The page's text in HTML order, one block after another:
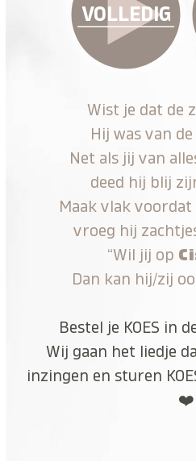
VOLLEDIG
Wist je dat de
Hij was van
Net als jij van
deed hij blij
Maak vlak
vroeg hij
“Wil jij op
Dan kan hij/zij
Bestel je KOES in
Wij gaan het liedje
inzingen en sturen
❤️